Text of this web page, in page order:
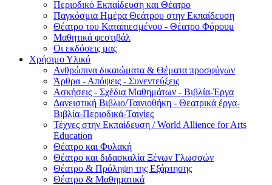
Περιοδικό Εκπαίδευση και Θέατρο
Παγκόσμια Ημέρα Θεάτρου στην Εκπαίδευση
Θέατρο του Καταπιεσμένου - Θέατρο Φόρουμ
Μαθητικά φεστιβάλ
Οι εκδόσεις μας
Χρήσιμο Υλικό
Ανθρώπινα δικαιώματα & Θέματα προσφύγων
Άρθρα - Απόψεις - Συνεντεύξεις
Ασκήσεις - Σχέδια Μαθημάτων - Βιβλία-Έργα
Δανειστική Βιβλιο/Ταινιοθήκη - Θεατρικά έργα-
Βιβλία-Περιοδικά-Ταινίες
Τέχνες στην Εκπαίδευση / World Allience for Arts
Education
Θέατρο και Φυλακή
Θέατρο και διδασκαλία Ξένων Γλωσσών
Θέατρο & Πρόληψη της Εξάρτησης
Θέατρο & Μαθηματικά